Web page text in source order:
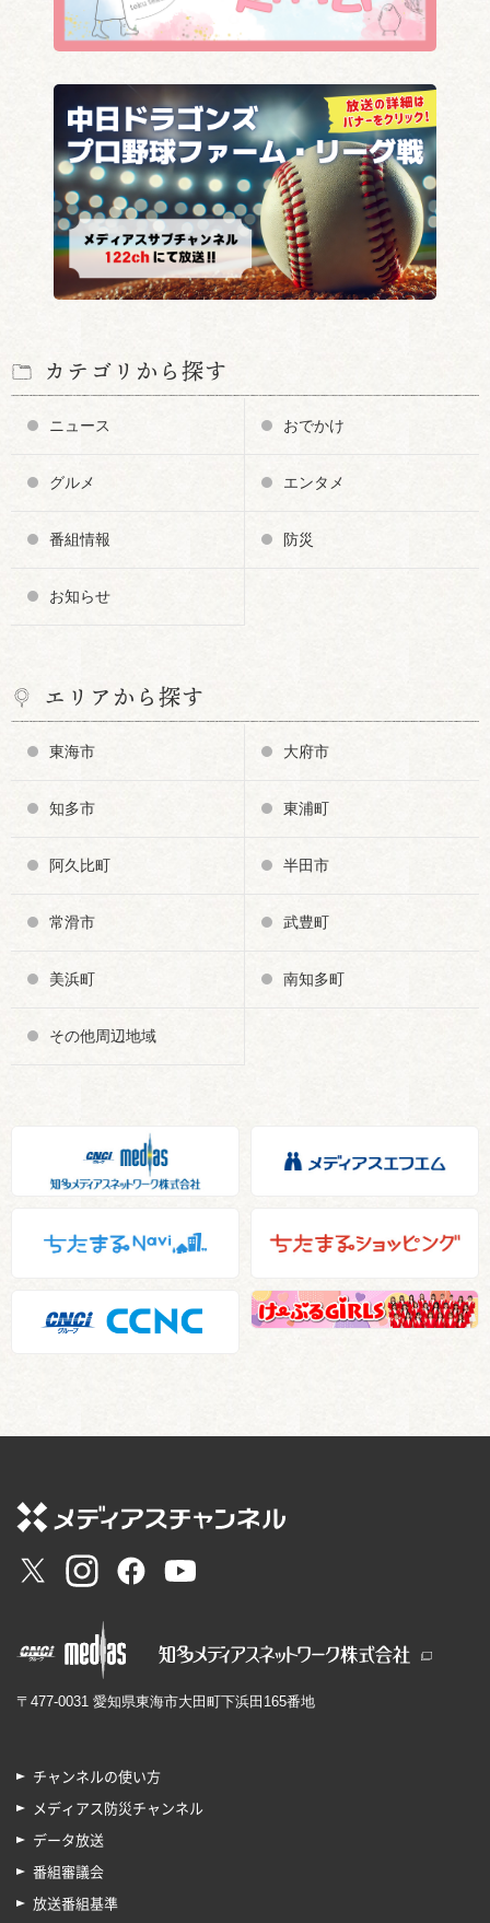
カテゴリから探す
ニュース おでかけ
グルメ エンタメ
番組情報 防災
お知らせ
エリアから探す
東海市 大府市
知多市 東浦町
阿久比町 半田市
常滑市 武豊町
美浜町 南知多町
その他周辺地域
〒477-0031 愛知県東海市大田町下浜田165番地
チャンネルの使い方
メディアス防災チャンネル
データ放送
番組審議会
放送番組基準